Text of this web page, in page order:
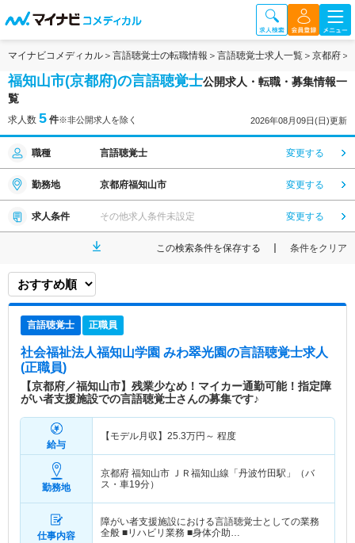
マイナビコメディカル 言語聴覚士の転職情報 言語聴覚士求人一覧 京都府
福知山市(京都府)の言語聴覚士公開求人・転職・募集情報一
覧
求人数 5 件※非公開求人を除く 2026年08月09日(日)更新
職種 言語聴覚士 変更する
勤務地 京都府福知山市 変更する
求人条件 その他求人条件未設定 変更する
この検索条件を保存する 条件をクリア
言語聴覚士 正職員
社会福祉法人福知山学園 みわ翠光園の言語聴覚士求人
(正職員)
【京都府／福知山市】残業少なめ！マイカー通勤可能！指定障
がい者支援施設での言語聴覚士さんの募集です♪
給与
【モデル月収】 25.3万円～ 程度
勤務地
京都府 福知山市 ＪＲ福知山線「丹波竹田駅」（バ
ス・車19分）
仕事内容
障がい者支援施設における言語聴覚士としての業務
全般 ■リハビリ業務 ■身体介助…